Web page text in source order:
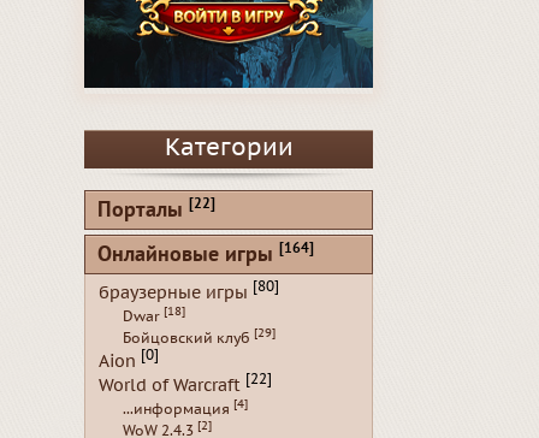
Категории
Порталы [22]
Онлайновые игры [164]
браузерные игры [80]
Dwar [18]
Бойцовский клуб [29]
Aion [0]
World of Warcraft [22]
...информация [4]
WoW 2.4.3 [2]